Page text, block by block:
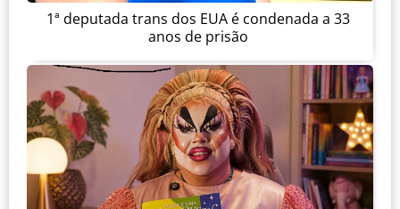
1ª deputada trans dos EUA é condenada a 33
anos de prisão